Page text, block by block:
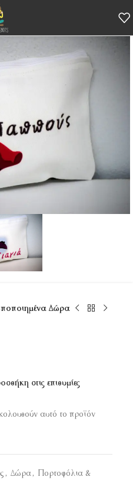
Δώρα
στις επιθυμίες
αυτό το προϊόν
, Δώρα, Πορτοφόλια &